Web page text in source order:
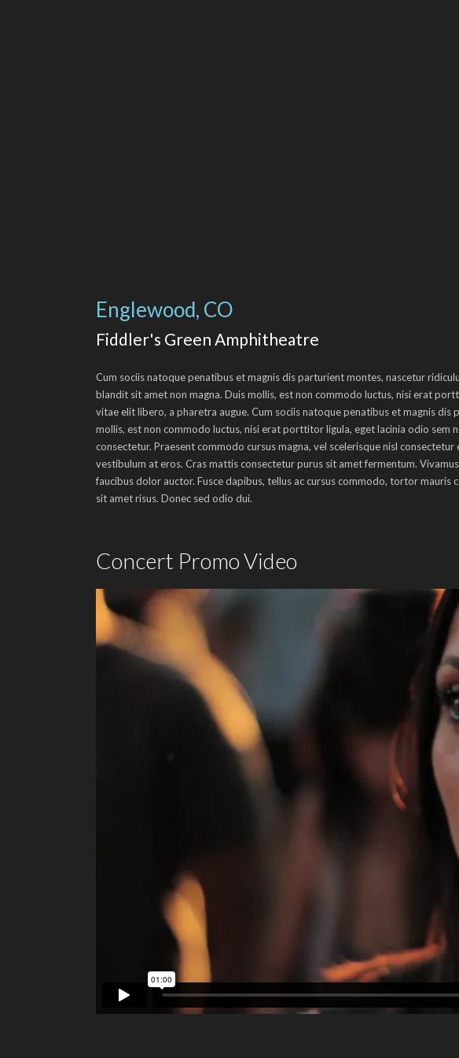
Englewood, CO
Fiddler's Green Amphitheatre
Cum sociis natoque penatibus et magnis dis parturient montes, nascetur
blandit sit amet non magna. Duis mollis, est non commodo luctus, nisi erat
vitae elit libero, a pharetra augue. Cum sociis natoque penatibus et magnis dis
mollis, est non commodo luctus, nisi erat porttitor ligula, eget lacinia odio sem
consectetur. Praesent commodo cursus magna, vel scelerisque nisl
vestibulum at eros. Cras mattis consectetur purus sit amet fermentum.
faucibus dolor auctor. Fusce dapibus, tellus ac cursus commodo, tortor mauris
sit amet risus. Donec sed odio dui.
Concert Promo Video